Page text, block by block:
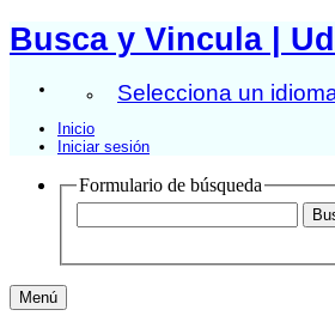
Busca y Vincula |
Selecciona un
Inicio
Iniciar sesión
Formulario de búsqueda
Menú